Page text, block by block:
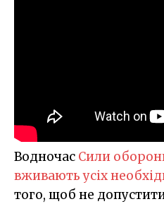
Водночас Сили
вживають усіх
того, щоб не